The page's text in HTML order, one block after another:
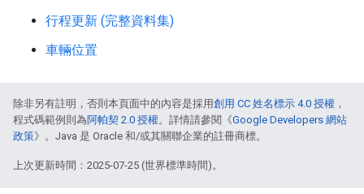
行程更新 (完整資料集)
車輛位置
除非另有註明，否則本頁面中的內容是採用創用 CC 姓名標示 4.0 授權 ，
程式碼範例則為阿帕契 2.0 授權。詳情請參閱《Google Developers 網站
政策》。Java 是 Oracle 和/或其關聯企業的註冊商標。
上次更新時間：2025-07-25 (世界標準時間)。